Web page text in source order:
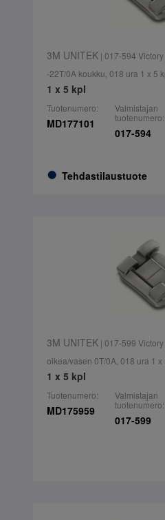
3M UNITEK| 017-594
-22T/0A koukku, 018 ura 1 x 5
1 x 5 kpl
Tuotenumero:
MD177101
Tehdastilaustuote
Valmistajan
tuotenumero:
017-594
3M UNITEK| 017-599
oikea/vasen 0T/0A, 018 ura 1 x
1 x 5 kpl
Tuotenumero:
MD175959
Valmistajan
tuotenumero:
017-599